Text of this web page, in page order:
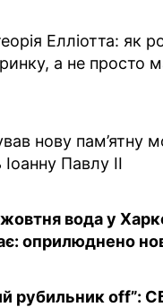
Елліотта: як
а не просто
нову пам’ятну
Іоанну Павлу II
вода у
оприлюднено
рубильник off”: